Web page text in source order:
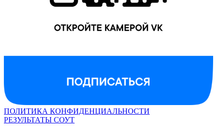
ПОЛИТИКА КОНФИДЕНЦИАЛЬНОСТИ
РЕЗУЛЬТАТЫ СОУТ